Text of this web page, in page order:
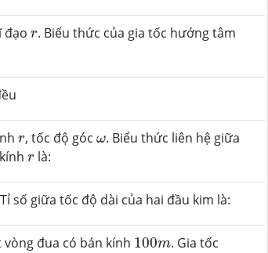
đạor
r. Biểu thức của gia tốc hướng tâm
r
r, tốc độ góc ω
ω. Biểu thức liên hệ giữa
r
r là:
số giữa tốc độ dài của hai đầu kim là:
đua có bán kính 100m
100m. Gia tốc